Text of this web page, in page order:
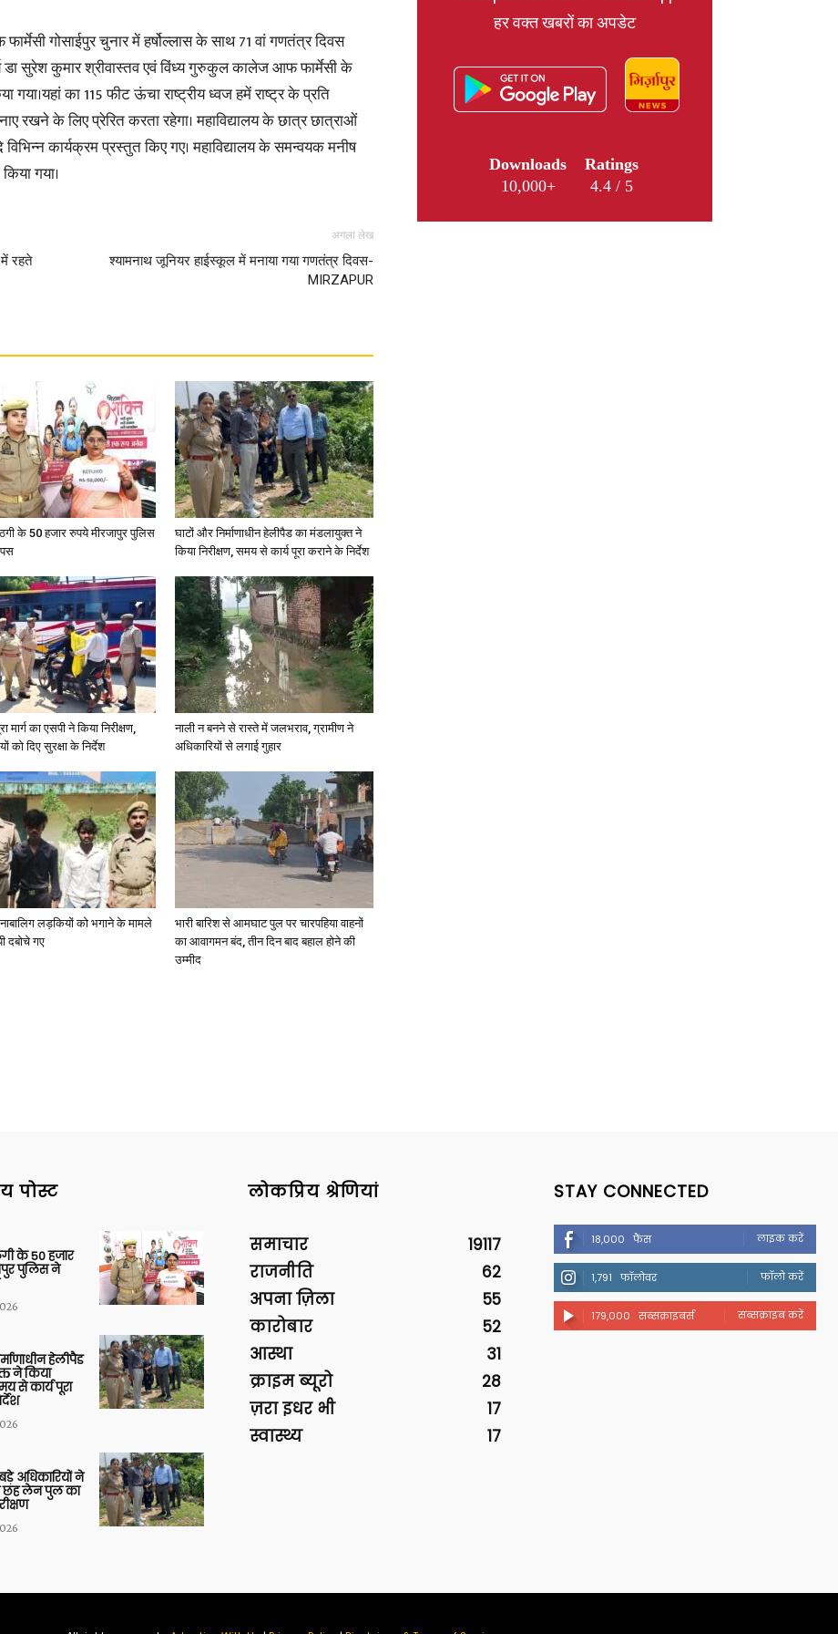
News,
in
Hindi,
Today
Hindi
News
गोसाईपुर चुनार में हर्षोल्लास के साथ 71 वां गणतंत्र दिवस
डा सुरेश कुमार श्रीवास्तव एवं विंध्य गुरुकुल कालेज आफ फार्मेसी के
गया।यहां का 115 फीट ऊंचा राष्ट्रीय ध्वज हमें राष्ट्र के प्रति
रखने के लिए प्रेरित करता रहेगा। महाविद्यालय के छात्र छात्राओं
कार्यक्रम प्रस्तुत किए गए। महाविद्यालय के समन्वयक मनीष
गया।
रहते
अगला लेख
श्यामनाथ जूनियर हाईस्कूल में मनाया गया गणतंत्र दिवस-
MIRZAPUR
के 50 हजार रुपये मीरजापुर पुलिस
घाटों और निर्माणाधीन हेलीपैड का मंडलायुक्त ने
किया निरीक्षण, समय से कार्य पूरा कराने के निर्देश
मार्ग का एसपी ने किया निरीक्षण,
को दिए सुरक्षा के निर्देश
नाली न बनने से रास्ते में जलभराव, ग्रामीण ने
अधिकारियों से लगाई गुहार
नाबालिग लड़कियों को भगाने के मामले
दबोचे गए
भारी बारिश से आमघाट पुल पर चारपहिया वाहनों
का आवागमन बंद, तीन दिन बाद बहाल होने की
उम्मीद
हर वक्त खबरों का अपडेट
Downloads
10,000+
Ratings
4.4 / 5
पोस्ट
के 50 हजार
पुलिस ने
हेलीपैड
ने किया
से कार्य पूरा
अधिकारियों ने
छह लेन पुल का
लोकप्रिय श्रेणियां
समाचार
19117
राजनीति
62
अपना ज़िला
55
कारोबार
52
आस्था
31
क्राइम ब्यूरो
28
ज़रा इधर भी
17
स्वास्थ्य
17
STAY CONNECTED
18,000 फैंस लाइक करें
1,791 फॉलोवर फॉलो करें
179,000 सब्सक्राइबर्स सब्सक्राइब करें